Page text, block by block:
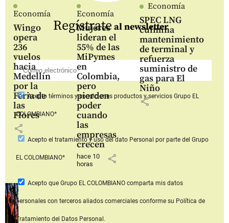
Economía
Wingo
opera
236
vuelos
hacia
Medellín
por la
Feria de
las
Flores
share
Economía
Mujeres
lideran el
55% de las
MiPymes
en
Colombia,
pero
pierden
poder
cuando
las
empresas
crecen
hace 10
horas
share
Economía
SPEC LNG
culmina
mantenimiento
de terminal y
refuerza
suministro de
gas para El
Niño
share
Regístrate al newsletter
Aceptotérminos y condiciones productos y serviciosGrupo EL
COLOMBIANO*
Acepto el tratamiento y uso del dato Personal por parte del Grupo
EL COLOMBIANO*
Acepto que Grupo EL COLOMBIANOcomparta mis datos
personales con terceros aliados comerciales conforme su Política de
Tratamiento del Datos Personal.